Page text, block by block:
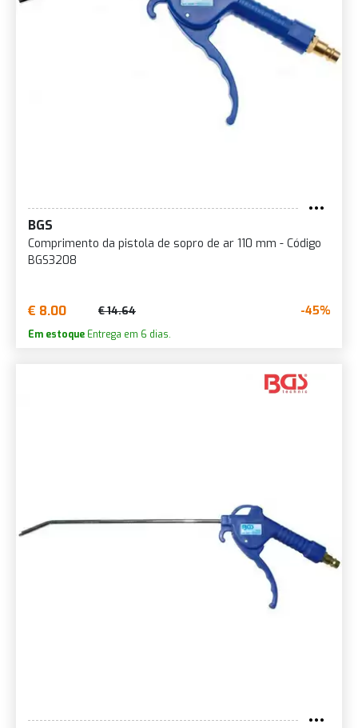
BGS
Comprimento da pistola de sopro de ar 110 mm - Código
BGS3208
€ 8.00 € 14.64 -45%
Em estoque Entrega em 6 dias.